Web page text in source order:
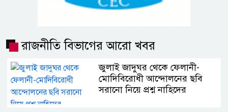
রাজনীতি বিভাগের আরো খবর
জুলাই জাদুঘর থেকে ফেলানী-
মোদিবিরোধী আন্দোলনের ছবি
সরানো নিয়ে প্রশ্ন নাহিদের